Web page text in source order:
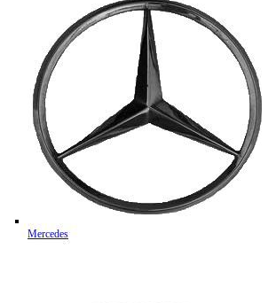
Mercedes